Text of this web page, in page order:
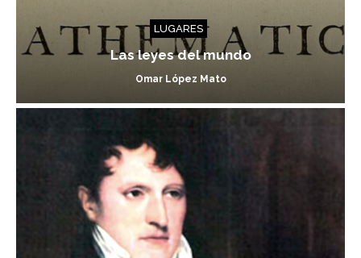
LUGARES
Las leyes del mundo
Omar López Mato